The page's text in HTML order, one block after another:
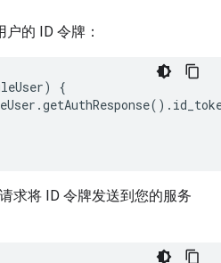
的 ID 令牌：
)
{
.getAuthResponse() .
求将 ID 令牌发送到您的服务